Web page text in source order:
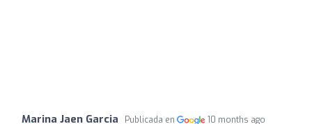
Marina Jaen Garcia Publicada en 10 months ago